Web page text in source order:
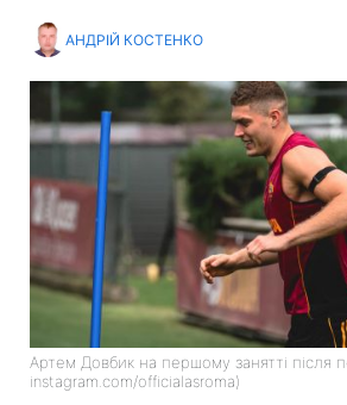
АНДРІЙ КОСТЕНКО
Артем Довбик на першому занятті після
instagram.com/officialasroma)